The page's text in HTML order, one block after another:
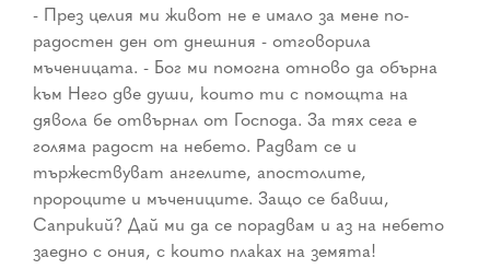
- През целия ми живот не е имало за мене по-
радостен ден от днешния - отговорила
мъченицата. - Бог ми помогна отново да обърна
към Него две души, които ти с помощта на
дявола бе отвърнал от Господа. За тях сега е
голяма радост на небето. Радват се и
тържествуват ангелите, апостолите,
пророците и мъчениците. Защо се бавиш,
Саприкий? Дай ми да се порадвам и аз на небето
заедно с ония, с които плаках на земята!